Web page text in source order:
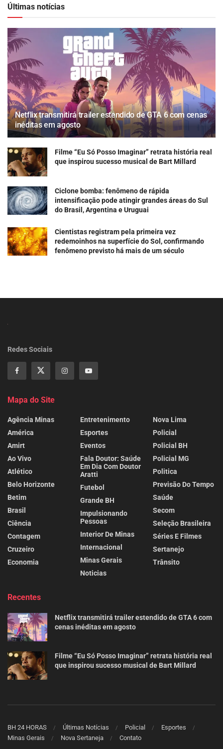
Últimas notícias
Netflix transmitirá trailer estendido de GTA 6 com cenas
inéditas em agosto
Filme “Eu Só Posso Imaginar” retrata história real
que inspirou sucesso musical de Bart Millard
Ciclone bomba: fenômeno de rápida
intensificação pode atingir grandes áreas do Sul
do Brasil, Argentina e Uruguai
Cientistas registram pela primeira vez
redemoinhos na superfície do Sol, confirmando
fenômeno previsto há mais de um século
Redes Sociais
Mapa do Site
Agência Minas
América
Amirt
Ao Vivo
Atlético
Belo Horizonte
Betim
Brasil
Ciência
Contagem
Cruzeiro
Economia
Entretenimento
Esportes
Eventos
Fala Doutor: Saúde
Em Dia Com Doutor
Aratti
Futebol
Grande BH
Impulsionando
Pessoas
Interior De Minas
Internacional
Minas Gerais
Noticias
Nova Lima
Policial
Policial BH
Policial MG
Politica
Previsão Do Tempo
Saúde
Secom
Seleção Brasileira
Séries E Filmes
Sertanejo
Trânsito
Recentes
Netflix transmitirá trailer estendido de GTA 6 com
cenas inéditas em agosto
Filme “Eu Só Posso Imaginar” retrata história real
que inspirou sucesso musical de Bart Millard
BH 24 HORAS Últimas Notícias Policial
Esportes
Minas Gerais
Nova Sertaneja Contato